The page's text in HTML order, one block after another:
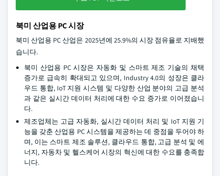
북미 산업용 PC 시장
북미 산업용 PC 산업은 2025년에 25.9%의 시장 점유율로 지배했
습니다.
북미 산업용 PC 시장은 자동화 및 스마트 제조 기술의 채택
증가로 급속히 확대되고 있으며, Industry 4.0의 성장은 클라
우드 통합, IoT 지원 시스템 및 다양한 산업 분야의 고급 분석
과 같은 실시간 데이터 처리에 대한 수요 증가로 이어졌습니
다.
제조업체는 고급 자동화, 실시간 데이터 처리 및 IoT 지원 기
능을 갖춘 산업용 PC 시스템을 제공하는 데 중점을 두어야 하
며, 이는 스마트 제조 솔루션, 클라우드 통합, 고급 분석 및 에
너지, 자동차 및 헬스케어 시장의 혁신에 대한 수요를 충족합
니다.